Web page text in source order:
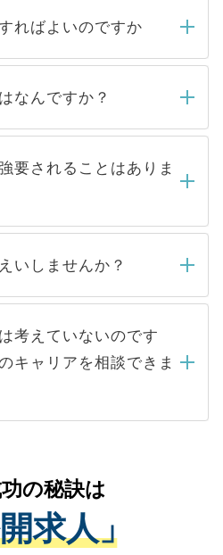
ればよいのですか
したら、弊社担当者がご
、その後メールもしくは
業日以内にはご連絡をせて
、しばらくお待ちくださ
なんですか？
で取り扱っている求人の
サイトからご覧いただ
人」です。非公開求人は
て、一般には公開してい
るため 人気のある医療機
うと、応募が殺到する場
める条件に合った人材の
に依頼するケースが増え
要されることはありま
することは一切ありませ
募先から内定をいただい
はありません。内定先へ
ャリアパートナーが行い
いしませんか？
することはありませんの
い。当サイトからの登録
登録者様の個人情報は、
アップおよび転職活動の
いたします。お預かりし
人データはご本人の許可
り扱いについての厳密な
た事業者のみに付与され
マークを取得済みです。
考えていないのです
キャリアを相談できま
の医療機関の状況や紹介
ら、適切なアドバイスを
す。すぐにご転職をされ
的なサポートが可能です
の秘訣は
求人」